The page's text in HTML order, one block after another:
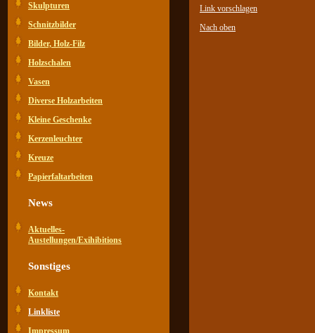
Skulpturen
Schnitzbilder
Bilder, Holz-Filz
Holzschalen
Vasen
Diverse Holzarbeiten
Kleine Geschenke
Kerzenleuchter
Kreuze
Papierfaltarbeiten
News
Aktuelles-
Austellungen/Exihibitions
Sonstiges
Kontakt
Linkliste
Impressum
Link vorschlagen
Nach oben